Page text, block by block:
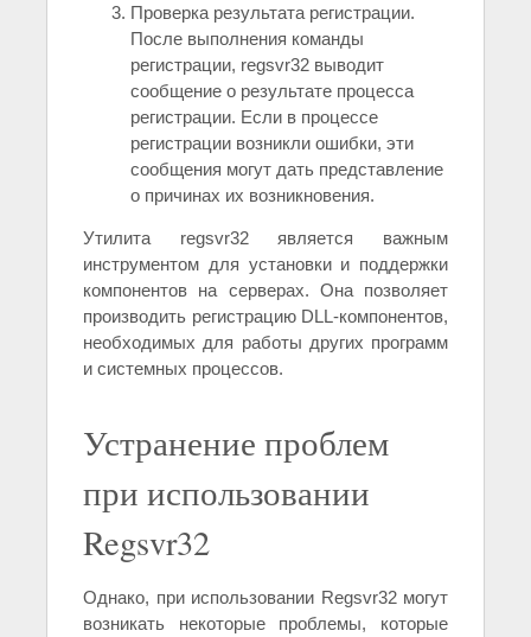
Проверка результата регистрации.
После выполнения команды
регистрации, regsvr32 выводит
сообщение о результате процесса
регистрации. Если в процессе
регистрации возникли ошибки, эти
сообщения могут дать представление
о причинах их возникновения.
Утилита regsvr32 является важным
инструментом для установки и поддержки
компонентов на серверах. Она позволяет
производить регистрацию DLL-компонентов,
необходимых для работы других программ
и системных процессов.
Устранение проблем
при использовании
Regsvr32
Однако, при использовании Regsvr32 могут
возникать некоторые проблемы, которые